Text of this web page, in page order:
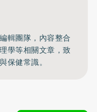
輯團隊，內容整合
學等相關文章，致
保健常識。